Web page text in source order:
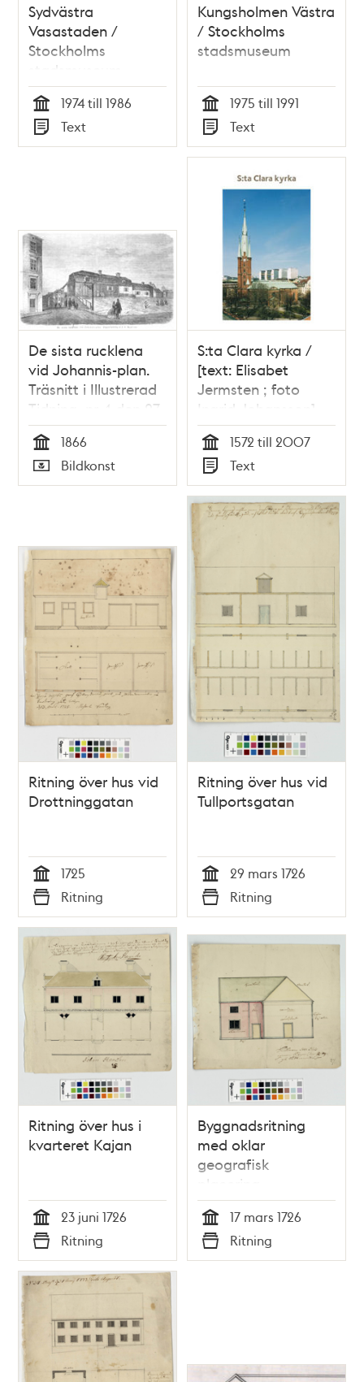
Sydvästra
Vasastaden /
Stockholms
stadsmuseum
Tid
1974 till 1986
Typ
Text
Kungsholmen Västra
/ Stockholms
stadsmuseum
Tid
1975 till 1991
Typ
Text
De sista rucklena
vid Johannis-plan.
Träsnitt i Illustrerad
Tidning, nr 4 den 27
januari 1866.
Tid
1866
Typ
Bildkonst
S:ta Clara kyrka /
[text: Elisabet
Jermsten ; foto
Ingrid Johansson]
Tid
1572 till 2007
Typ
Text
Ritning över hus vid
Drottninggatan
Tid
1725
Typ
Ritning
Ritning över hus vid
Tullportsgatan
Tid
29 mars 1726
Typ
Ritning
Ritning över hus i
kvarteret Kajan
Tid
23 juni 1726
Typ
Ritning
Byggnadsritning
med oklar
geografisk
placering
Tid
17 mars 1726
Typ
Ritning